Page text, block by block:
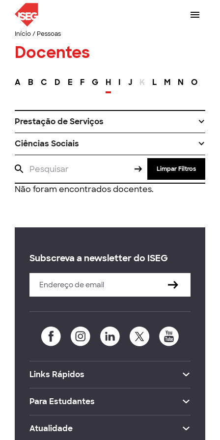
Início/ Pessoas
Docentes
A B C D E F G H I J K L M N O
Prestação de Serviços
Ciências Sociais
Limpar Filtros
Não foram encontrados docentes.
Subscreva a newsletter do ISEG
Links Rápidos
Para Estudantes
Atualidade